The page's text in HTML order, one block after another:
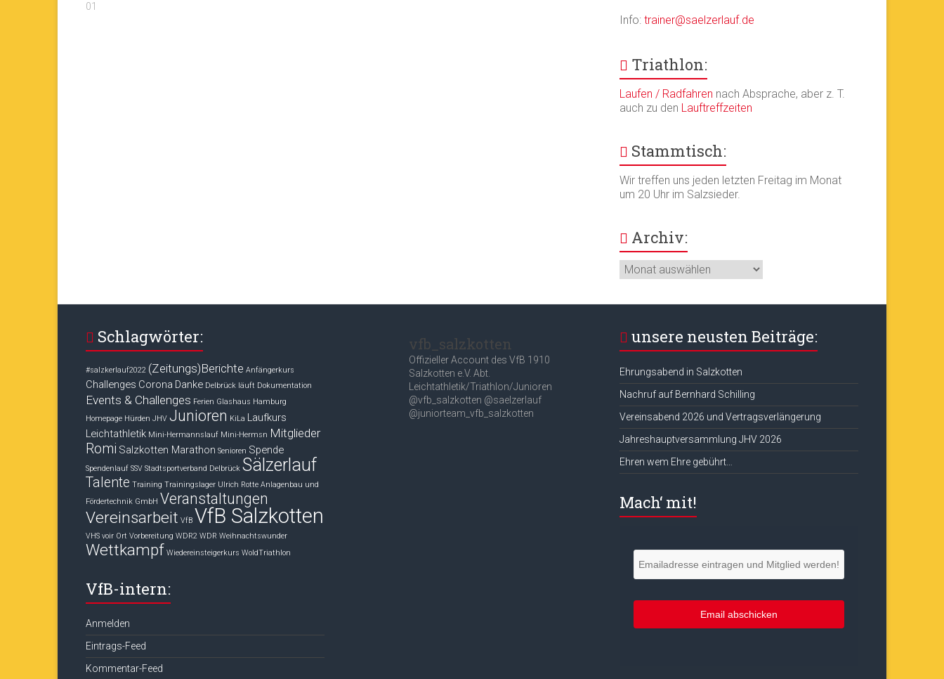
01
Info:trainer@saelzerlauf.de
Triathlon:
Laufen / Radfahren nach Absprache, aber z. T.
auch zu den Lauftreffzeiten
Stammtisch:
Wir treffen uns jeden letzten Freitag im Monat
um 20 Uhr im Salzsieder.
Archiv:
Archiv:
Schlagwörter:
#salzkerlauf2022 (Zeitungs)Berichte Anfängerkurs
Challenges Corona Danke Delbrück läuft Dokumentation
Events & Challenges Ferien Glashaus Hamburg
Homepage Hürden JHV Junioren KiLa Laufkurs
Leichtathletik Mini-Hermannslauf Mini-Hermsn Mitglieder
Romi Salzkotten Marathon Senioren Spende
Spendenlauf SSV Stadtsportverband Delbrück Sälzerlauf
Talente Training Trainingslager Ulrich Rotte Anlagenbau und
Fördertechnik GmbH Veranstaltungen
Vereinsarbeit VfB VfB Salzkotten
VHS voir Ort Vorbereitung WDR2 WDR Weihnachtswunder
Wettkampf Wiedereinsteigerkurs WoldTriathlon
VfB-intern:
Anmelden
Eintrags-Feed
Kommentar-Feed
vfb_salzkotten
Offizieller Account des VfB 1910
Salzkotten e.V. Abt.
Leichtathletik/Triathlon/Junioren
@vfb_salzkotten @saelzerlauf
@juniorteam_vfb_salzkotten
unsere neusten Beiträge:
Ehrungsabend in Salzkotten
Nachruf auf Bernhard Schilling
Vereinsabend 2026 und Vertragsverlängerung
Jahreshauptversammlung JHV 2026
Ehren wem Ehre gebührt…
Mach‘ mit!